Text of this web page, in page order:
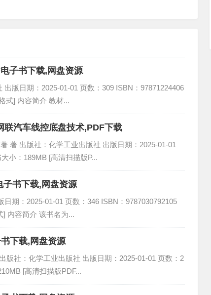
子书下载,网盘资源
版日期：2025-01-01 页数：309 ISBN：97871224406
式] 内容简介 教材...
联汽车线控底盘技术,PDF下载
著 出版社：化学工业出版社 出版日期：2025-01-01
小：189MB [高清扫描版P...
子书下载,网盘资源
期：2025-01-01 页数：346 ISBN：9787030792105
] 内容简介 该书名为...
下载,网盘资源
版社：化学工业出版社 出版日期：2025-01-01 页数：2
[高清扫描版PDF...